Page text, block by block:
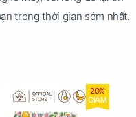
trong thời gian sớm nhất.
20%
GIẢM